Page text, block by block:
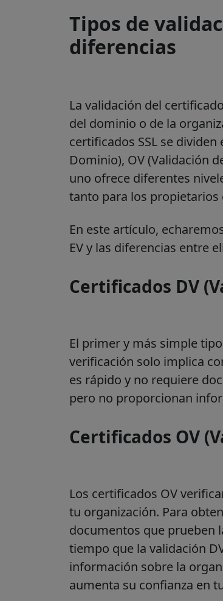
Tipos de
diferencias
La validación del
del dominio o de la
certificados SSL se
Dominio), OV (Validación
uno ofrece diferentes
tanto para los propietarios
En este artículo,
EV y las diferencias entre
Certificados DV
El primer y más simple
verificación solo implica
es rápido y no requiere
pero no proporcionan
Certificados OV
Los certificados OV
tu organización. Para
documentos que prueben
tiempo que la validación
información sobre la
aumenta su confianza en